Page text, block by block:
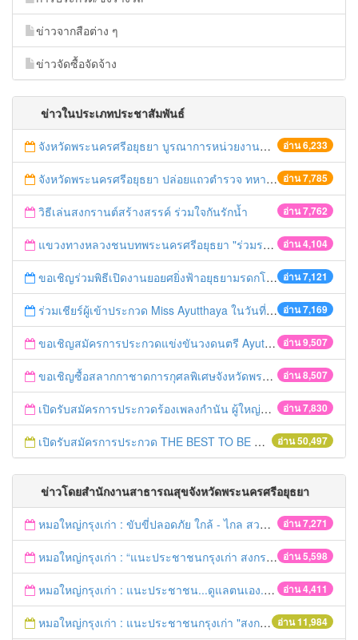
ข่าวจากสือต่าง ๆ
ข่าวจัดซื้อจัดจ้าง
ข่าวในประเภทประชาสัมพันธ์
อ่าน 6,233
จังหวัดพระนครศรีอยุธยา บูรณาการหน่วยงานที่เกี่ยวข้อง ลงพื้นที่จัดระเบียบและดำเนินมาตรการตามบทลงโทษสูงสุดกับผู้ประกอบการร้านค้าที่ยังฝ่าฝืนตั้งร้านค้ารุกล้ำเขตพื้นที่ทางหลวง เตรียมความปลอดภัยก่อนเทศกาลสงกรานต์
อ่าน 7,785
จังหวัดพระนครศรีอยุธยา ปล่อยแถวตำรวจ ทหาร ฝ่ายปกครอง กว่า 100 นาย ตรวจเข้มท่ารถสาธารณะ สถานีขนส่งรถโดยสาร วินรถตู้ และสถานีรถไฟ เตรียมรับมือเทศกาลสงกรานต์
อ่าน 7,762
วิธีเล่นสงกรานต์สร้างสรรค์ ร่วมใจกันรักน้ำ
อ่าน 4,104
แขวงทางหลวงชนบทพระนครศรีอยุธยา "ร่วมรณรงค์ ขับช้า เปิดไฟหน้า คาดเข็มขัด" เทศกาลสงกรานต์ ปี 2561
อ่าน 7,121
ขอเชิญร่วมพิธีเปิดงานยอยศยิ่งฟ้าอยุธยามรดกโลก
อ่าน 7,169
ร่วมเชียร์ผู้เข้าประกวด Miss Ayutthaya ในวันที่ 15 ธันวาคม 2560
อ่าน 9,507
ขอเชิญสมัครการประกวดแข่งขันวงดนตรี Ayutthaya battle of the bands
อ่าน 8,507
ขอเชิญซื้อสลากกาชาดการกุศลพิเศษจังหวัดพระนครศรีอยุธยา 2560
อ่าน 7,830
เปิดรับสมัครการประกวดร้องเพลงกำนัน ผู้ใหญ่บ้าน ฯลฯ
อ่าน 50,497
เปิดรับสมัครการประกวด THE BEST TO BE NUMBER ONE
ข่าวโดยสำนักงานสาธารณสุขจังหวัดพระนครศรีอยุธยา
อ่าน 7,271
หมอใหญ่กรุงเก่า : ขับขี่ปลอดภัย ใกล้ - ไกล สวมหมวกนิรภัย
อ่าน 5,598
หมอใหญ่กรุงเก่า : “แนะประชาชนกรุงเก่า สงกรานต์ร่วมขับขี่ปลอดภัย
อ่าน 4,411
หมอใหญ่กรุงเก่า : แนะประชาชน...ดูแลตนเอง...“รับมือภัยแล้ง”
อ่าน 11,984
หมอใหญ่กรุงเก่า : แนะประชาชนกรุงเก่า "สงกรานต์ขับขี่ปลอดภัย"